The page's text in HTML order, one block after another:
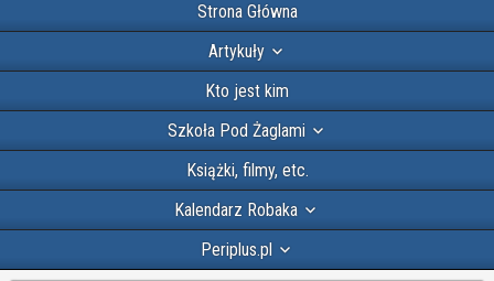
Strona Główna
Artykuły
Kto jest kim
Szkoła Pod Żaglami
Książki, filmy, etc.
Kalendarz Robaka
Periplus.pl